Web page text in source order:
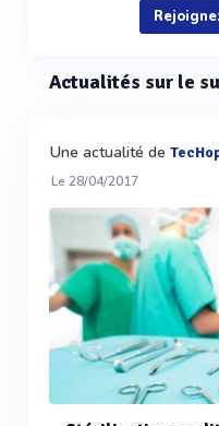
Actualités sur le
Une actualité de
Le 28/04/2017